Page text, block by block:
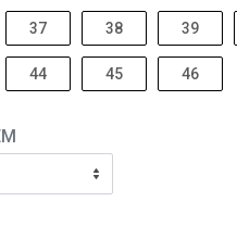
37 38 39
44 45 46